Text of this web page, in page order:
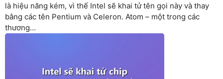
là hiệu năng kém, vì thế Intel sẽ khai tử tên gọi này và thay
bằng các tên Pentium và Celeron. Atom – một trong các
thương...